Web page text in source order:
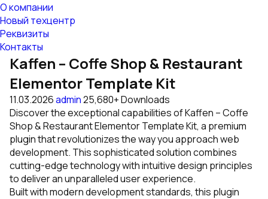
О компании
Новый техцентр
Реквизиты
Контакты
Kaffen – Coffe Shop & Restaurant
Elementor Template Kit
11.03.2026admin25,680+ Downloads
Discover the exceptional capabilities of Kaffen – Coffe
Shop & Restaurant Elementor Template Kit, a premium
plugin that revolutionizes the way you approach web
development. This sophisticated solution combines
cutting-edge technology with intuitive design principles
to deliver an unparalleled user experience.
Built with modern development standards, this plugin